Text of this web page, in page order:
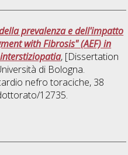
prevalenza e dell'impatto
with Fibrosis" (AEF) in
, [Dissertation
di Bologna.
nefro toraciche, 38
12735.